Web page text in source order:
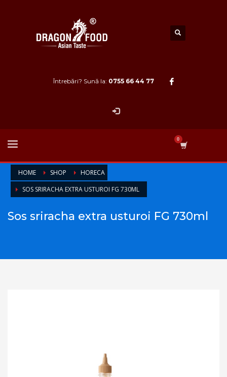
Întrebări? Sună la: 0755 66 44 77
HOME SHOP
HORECA
SOS SRIRACHA EXTRA USTUROI FG 730ML
Sos sriracha extra usturoi FG 730ml